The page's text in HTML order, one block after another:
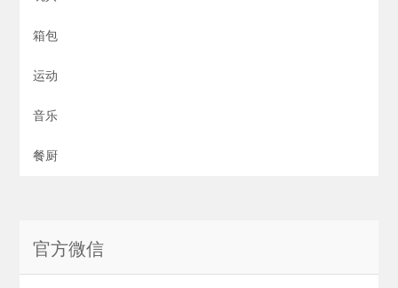
箱包
运动
音乐
餐厨
官方微信